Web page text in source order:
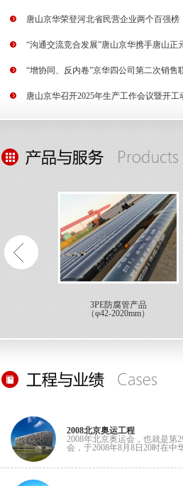
唐山京华荣登河北省民营企业两个百强榜
“沟通交流竞合发展”唐山京华携手唐山正
“增协同、反内卷”京华四公司第二次销售
唐山京华召开2025年生产工作会议暨开工
3PE防腐管产品
（φ42-2020mm）
2008北京奥运工程
2008年北京奥运会，也就是第
会，于2008年8月8日20时在中